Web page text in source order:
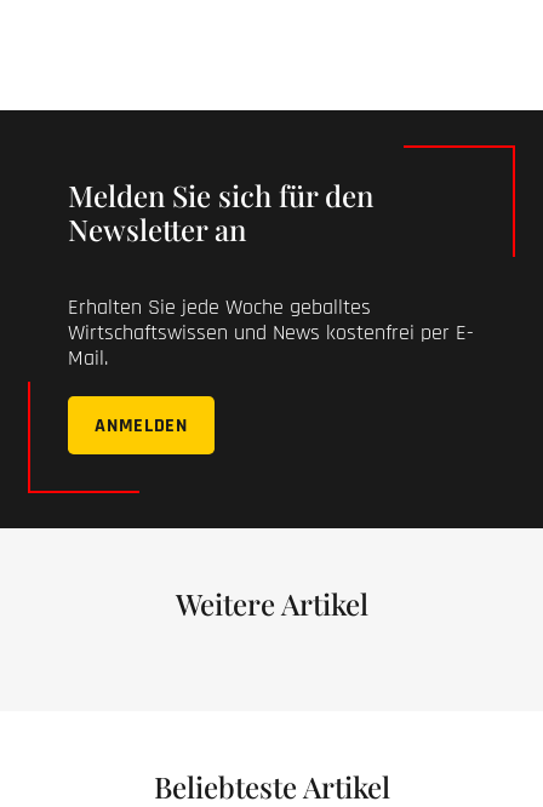
Melden Sie sich für den
Newsletter an
Erhalten Sie jede Woche geballtes
Wirtschaftswissen und News kostenfrei per E-
Mail.
ANMELDEN
Weitere Artikel
Beliebteste Artikel